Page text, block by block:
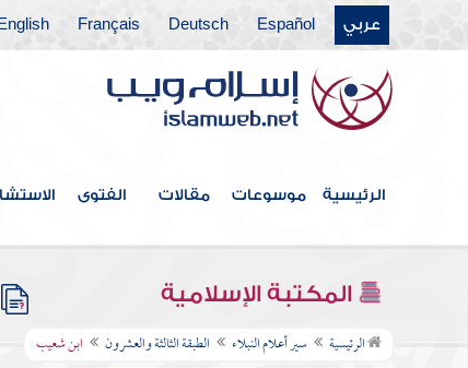
عربي Español
Deutsch
Français
English
الرئيسية موسوعات مقالات الفتوى
المكتبة الإسلامية
الرئيسية سير أعلام النبلاء الطبقة الثالثة والعشرون ابن شعيب
الطبقة السابعة عشر
الطبقة الثامنة عشر
الطبقة التاسعة عشرة
الطبقة العشرون
الطبقة الحادية والعشرون
الطبقة الثانية والعشرون
الطبقة الثالثة والعشرون